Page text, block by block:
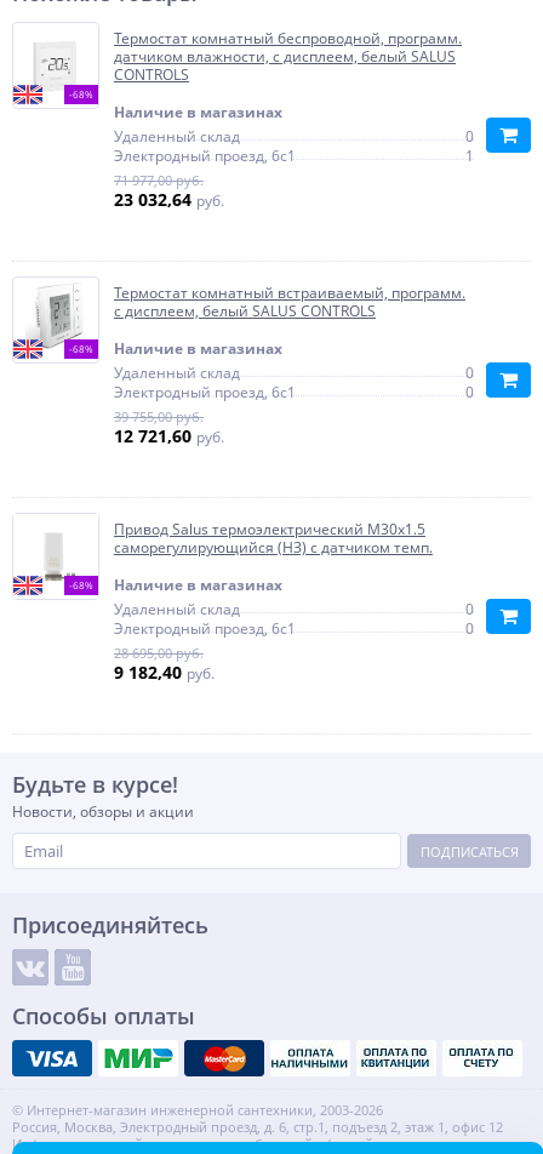
-68%
Термостат комнатный беспроводной, программ.
датчиком влажности, с дисплеем, белый SALUS
CONTROLS
Наличие в магазинах
Удаленный склад
0
Электродный проезд, 6с1
1
71 977,00 руб.
23 032,64 руб.
-68%
Термостат комнатный встраиваемый, программ.
с дисплеем, белый SALUS CONTROLS
Наличие в магазинах
Удаленный склад
0
Электродный проезд, 6с1
0
39 755,00 руб.
12 721,60 руб.
-68%
Привод Salus термоэлектрический M30x1.5
саморегулирующийся (НЗ) с датчиком темп.
Наличие в магазинах
Удаленный склад
0
Электродный проезд, 6с1
0
28 695,00 руб.
9 182,40 руб.
Будьте в курсе!
Новости, обзоры и акции
ПОДПИСАТЬСЯ
Присоединяйтесь
Способы оплаты
© Интернет-магазин инженерной сантехники, 2003-2026
Россия, Москва, Электродный проезд, д. 6, стр.1, подъезд 2, этаж 1, офис 12
Информация на сайте не является публичной офертой.